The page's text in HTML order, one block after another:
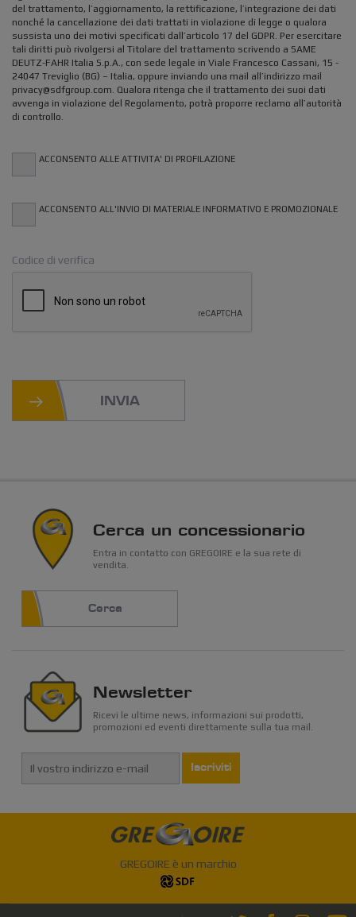
del trattamento, l’aggiornamento, la rettificazione, l’integrazione dei dati
nonché la cancellazione dei dati trattati in violazione di legge o qualora
sussista uno dei motivi specificati dall’articolo 17 del GDPR. Per esercitare
tali diritti può rivolgersi al Titolare del trattamento scrivendo a SAME
DEUTZ-FAHR Italia S.p.A., con sede legale in Viale Francesco Cassani, 15 -
24047 Treviglio (BG) – Italia, oppure inviando una mail all’indirizzo mail
privacy@sdfgroup.com. Qualora ritenga che il trattamento dei suoi dati
avvenga in violazione del Regolamento, potrà proporre reclamo all’autorità
di controllo.
ACCONSENTO ALLE ATTIVITA' DI PROFILAZIONE
ACCONSENTO ALL'INVIO DI MATERIALE INFORMATIVO E PROMOZIONALE
Codice di verifica
INVIA
Cerca un concessionario
Entra in contatto con GREGOIRE e la sua rete di
vendita.
Cerca
Newsletter
Ricevi le ultime news, informazioni sui prodotti,
promozioni ed eventi direttamente sulla tua mail.
Iscriviti
GREGOIRE è un marchio